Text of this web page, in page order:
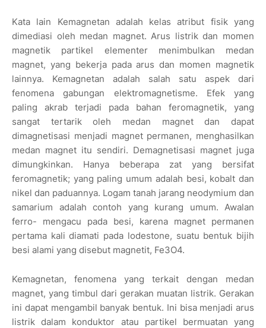
Kata lain Kemagnetan adalah kelas atribut fisik yang
dimediasi oleh medan magnet. Arus listrik dan momen
magnetik partikel elementer menimbulkan medan
magnet, yang bekerja pada arus dan momen magnetik
lainnya. Kemagnetan adalah salah satu aspek dari
fenomena gabungan elektromagnetisme. Efek yang
paling akrab terjadi pada bahan feromagnetik, yang
sangat tertarik oleh medan magnet dan dapat
dimagnetisasi menjadi magnet permanen, menghasilkan
medan magnet itu sendiri. Demagnetisasi magnet juga
dimungkinkan. Hanya beberapa zat yang bersifat
feromagnetik; yang paling umum adalah besi, kobalt dan
nikel dan paduannya. Logam tanah jarang neodymium dan
samarium adalah contoh yang kurang umum. Awalan
ferro- mengacu pada besi, karena magnet permanen
pertama kali diamati pada lodestone, suatu bentuk bijih
besi alami yang disebut magnetit, Fe3O4.
Kemagnetan, fenomena yang terkait dengan medan
magnet, yang timbul dari gerakan muatan listrik. Gerakan
ini dapat mengambil banyak bentuk. Ini bisa menjadi arus
listrik dalam konduktor atau partikel bermuatan yang